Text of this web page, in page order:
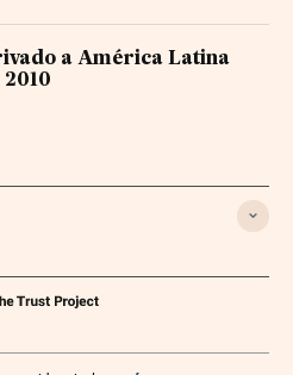
a América Latina
2010